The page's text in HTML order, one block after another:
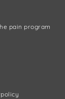
pain program